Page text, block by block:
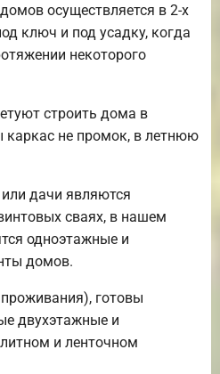
осуществляется в 2-х
ключ и под усадку, когда
некоторого
строить дома в
каркас не промок, в летнюю
дачи являются
сваях, в нашем
одноэтажные и
домов.
готовы
двухэтажные и
и ленточном